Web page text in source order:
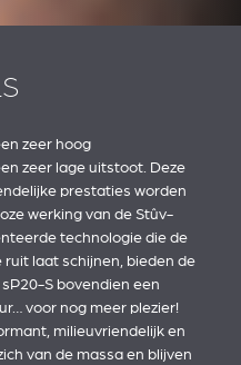
zeer hoog
zeer lage uitstoot. Deze
prestaties worden
werking van de Stûv-
technologie die de
laat schijnen, bieden de
S bovendien een
voor nog meer plezier!
milieuvriendelijk en
van de massa en blijven